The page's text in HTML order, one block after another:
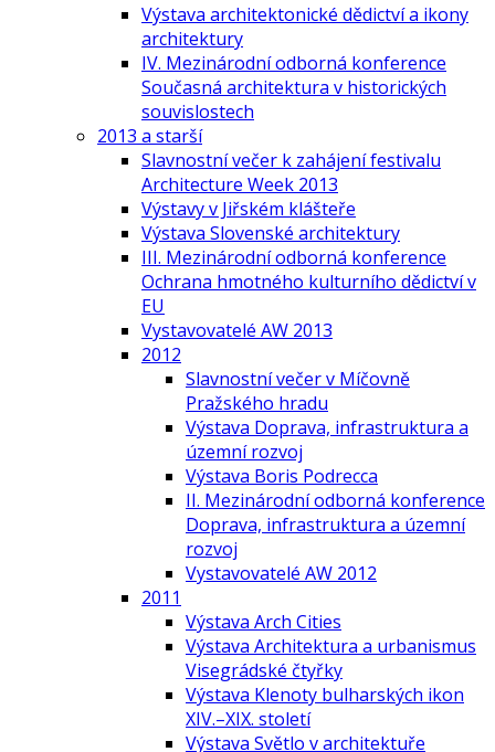
Výstava architektonické dědictví a ikony
architektury
IV. Mezinárodní odborná konference
Současná architektura v historických
souvislostech
2013 a starší
Slavnostní večer k zahájení festivalu
Architecture Week 2013
Výstavy v Jiřském klášteře
Výstava Slovenské architektury
III. Mezinárodní odborná konference
Ochrana hmotného kulturního dědictví v
EU
Vystavovatelé AW 2013
2012
Slavnostní večer v Míčovně
Pražského hradu
Výstava Doprava, infrastruktura a
územní rozvoj
Výstava Boris Podrecca
II. Mezinárodní odborná konference
Doprava, infrastruktura a územní
rozvoj
Vystavovatelé AW 2012
2011
Výstava Arch Cities
Výstava Architektura a urbanismus
Visegrádské čtyřky
Výstava Klenoty bulharských ikon
XIV.–XIX. století
Výstava Světlo v architektuře